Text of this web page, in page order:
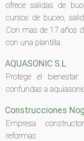
ofrece salidas de
cursos de buceo,
Con mas de 17 años
con una plantilla
AQUASONIC S.L
Protege el
confundas a
Construcciones
Empresa
reformas